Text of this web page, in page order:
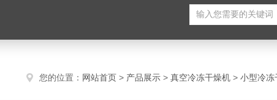
您的位置： 网站首页 > 产品展示 > 真空冷冻干燥机 > 小型冷冻